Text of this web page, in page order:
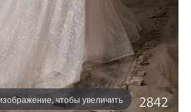
чтобы увеличить